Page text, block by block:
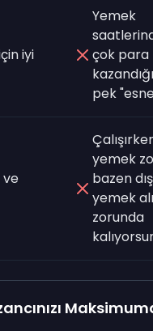
iyi
Yemek
çok para
pek
yemek
bazen
yemek
zorunda